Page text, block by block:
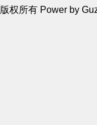
权所有 Power by